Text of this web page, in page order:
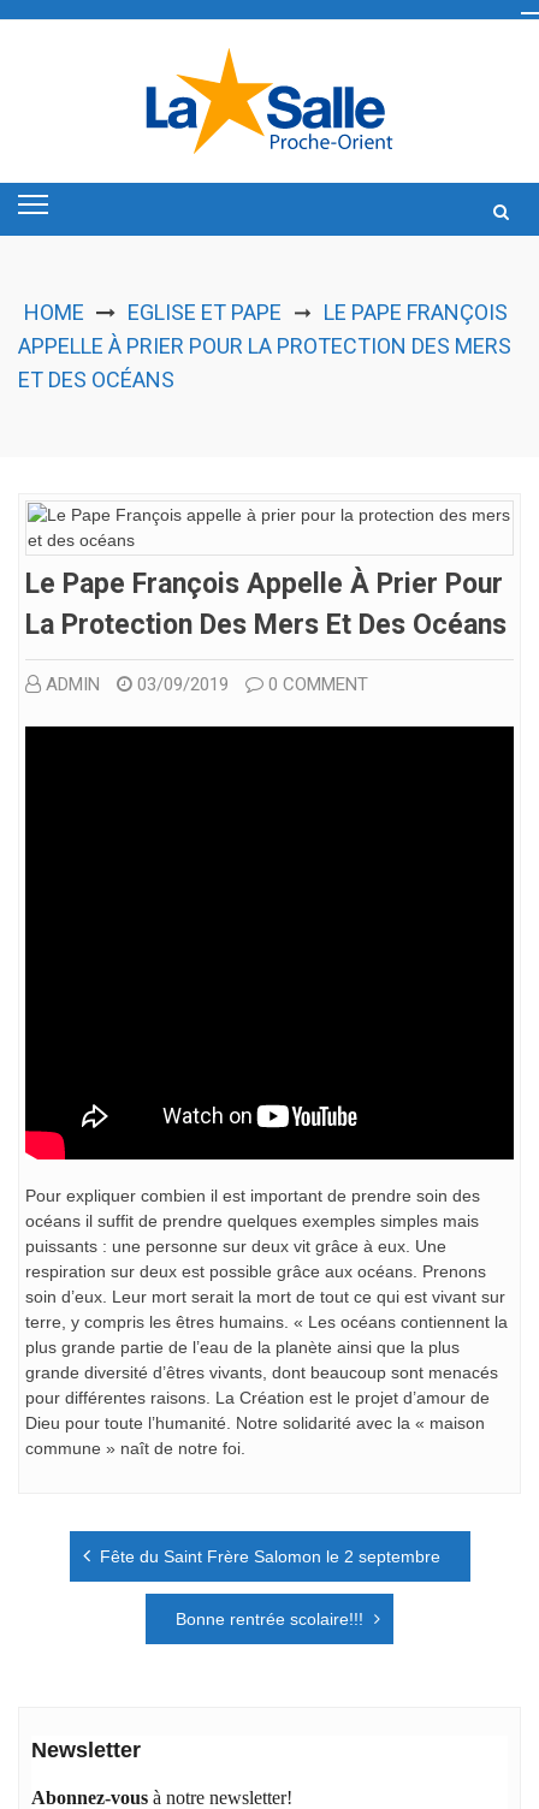
HOME EGLISE ET PAPE ➞ LE PAPE FRANÇOIS
APPELLE À PRIER POUR LA PROTECTION DES MERS
ET DES OCÉANS
Le Pape François Appelle À Prier Pour
La Protection Des Mers Et Des Océans
ADMIN 03/09/2019 0 COMMENT
Pour expliquer combien il est important de prendre soin des
océans il suffit de prendre quelques exemples simples mais
puissants : une personne sur deux vit grâce à eux. Une
respiration sur deux est possible grâce aux océans. Prenons
soin d’eux. Leur mort serait la mort de tout ce qui est vivant sur
terre, y compris les êtres humains. « Les océans contiennent la
plus grande partie de l’eau de la planète ainsi que la plus
grande diversité d’êtres vivants, dont beaucoup sont menacés
pour différentes raisons. La Création est le projet d’amour de
Dieu pour toute l’humanité. Notre solidarité avec la « maison
commune » naît de notre foi.
Navigation
Fête du Saint Frère Salomon le 2 septembre
Bonne rentrée scolaire!!!
Newsletter
Abonnez-vous à notre newsletter!